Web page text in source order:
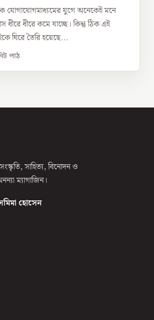
যোগাযোগমাধ্যমের যুগে অনেকেই মনে
ধীরে কমে যাচ্ছে। কিন্তু ঠিক এই
ঘিরে তৈরি হয়েছে...
পাঠ
সাহিত্য, বিনোদন ও
ম্যাগাজিন।
হোসেন